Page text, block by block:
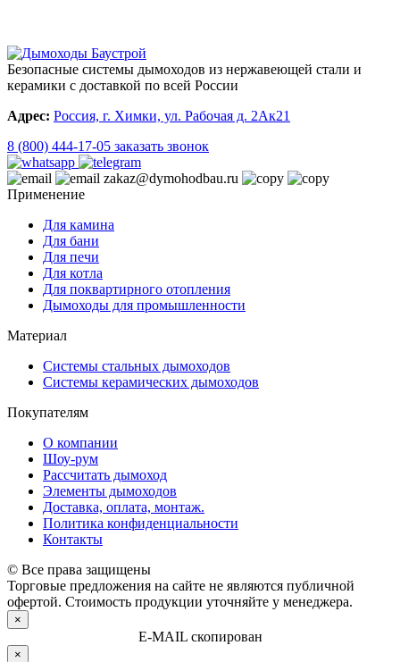
Безопасные системы дымоходов из нержавеющей стали и
керамики с доставкой по всей России
Адрес: Россия, г. Химки, ул. Рабочая д. 2Ак21
8 (800) 444-17-05 заказать звонок
zakaz@dymohodbau.ru
Применение
Для камина
Для бани
Для печи
Для котла
Для поквартирного отопления
Дымоходы для промышленности
Материал
Системы стальных дымоходов
Системы керамических дымоходов
Покупателям
О компании
Шоу-рум
Рассчитать дымоход
Элементы дымоходов
Доставка, оплата, монтаж.
Политика конфиденциальности
Контакты
© Все права защищены
Торговые предложения на сайте не являются публичной
офертой. Стоимость продукции уточняйте у менеджера.
×
E-MAIL скопирован
×